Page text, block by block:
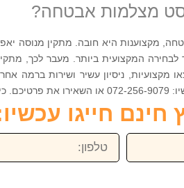
סט מצלמות אבטחה?
מקצוענות היא חובה. מתקין מנוסה
המקצועית ביותר. מעבר לכך,
מקצועיות, ניסיון עשיר ושירות ברמה
שלנו!
חייגו עכשיו: 072-256-
טלפון: